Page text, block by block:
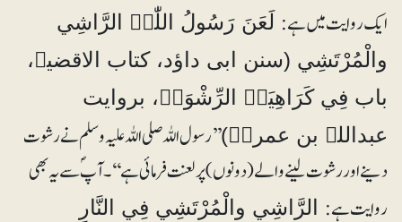
ایک روایت میں ہے:لَعَنَ رَسُولُ اللّٰہِ الرَّاشِي
والْمُرْتَشِي (سنن ابی داؤد، کتاب الاقضیۃ،
باب فِي کَرَاھِیَۃِ الرِّشْوَۃِ، بروایت
عبداللہ بن عمروؓ)’’رسول اللہ صلی اللہ علیہ وسلم نے رشوت
دینے اور رشوت لینے والے (دونوں) پر لعنت فرمائی ہے‘‘۔ آپؐ سے یہ بھی
روایت ہے:الرَّاشِي والْمُرْتَشِي فِي النَّارِ